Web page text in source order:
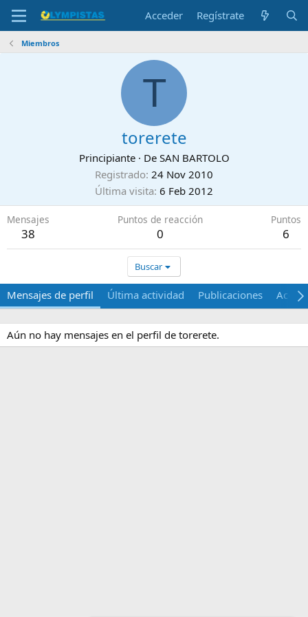
Acceder Regístrate
Miembros
T
torerete
Principiante · De SAN BARTOLO
Registrado 24 Nov 2010
Última visita 6 Feb 2012
Mensajes
38
Puntos de reacción
0
Puntos
6
Buscar
Mensajes de perfil Última actividad Publicaciones Acerca
Aún no hay mensajes en el perfil de torerete.